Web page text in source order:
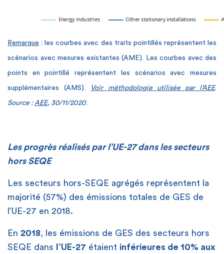
Remarque : les courbes avec des traits pointillés représentent les
scénarios avec mesures existantes (AME). Les courbes avec des
points en pointillé représentent les scénarios avec mesures
supplémentaires (AMS). Voir méthodologie utilisée par l’AEE.
Source : AEE, 30/11/2020.
Les progrès réalisés par l’UE-27 dans les secteurs
hors SEQE
Les secteurs hors-SEQE agrégés représentent la
majorité (57%) des émissions totales de GES de
l’UE-27 en 2018.
En 2018 , les émissions de GES des secteurs hors
SEQE dans
l’UE-27 étaient inférieures de 10% aux